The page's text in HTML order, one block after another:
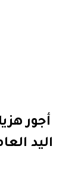
أجور
اليد